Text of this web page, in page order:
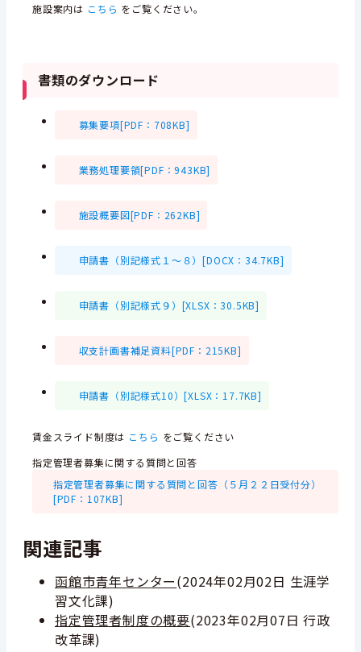
施設案内は こちら をご覧ください。
書類のダウンロード
募集要項[PDF：708KB]
業務処理要領[PDF：943KB]
施設概要図[PDF：262KB]
申請書（別記様式１～８）[DOCX：34.7KB]
申請書（別記様式９）[XLSX：30.5KB]
収支計画書補足資料[PDF：215KB]
申請書（別記様式10）[XLSX：17.7KB]
賃金スライド制度は こちら をご覧ください
指定管理者募集に関する質問と回答
指定管理者募集に関する質問と回答（５月２２日受付分）
[PDF：107KB]
関連記事
函館市青年センター(2024年02月02日 生涯学
習文化課)
指定管理者制度の概要(2023年02月07日 行政
改革課)